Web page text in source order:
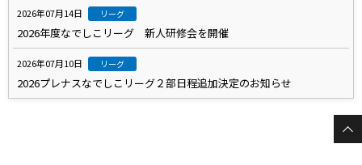
2026年07月14日 リーグ
2026年度なでしこリーグ 新人研修会を開催
2026年07月10日 リーグ
2026プレナスなでしこリーグ２部日程追加決定のお知らせ